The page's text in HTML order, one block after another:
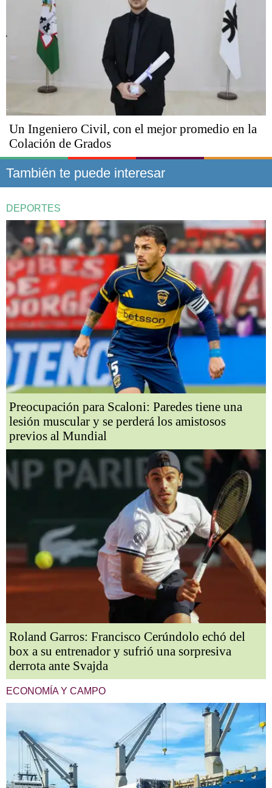
Un Ingeniero Civil, con el mejor promedio en la
Colación de Grados
También te puede interesar
DEPORTES
Preocupación para Scaloni: Paredes tiene una
lesión muscular y se perderá los amistosos
previos al Mundial
Roland Garros: Francisco Cerúndolo echó del
box a su entrenador y sufrió una sorpresiva
derrota ante Svajda
ECONOMÍA Y CAMPO